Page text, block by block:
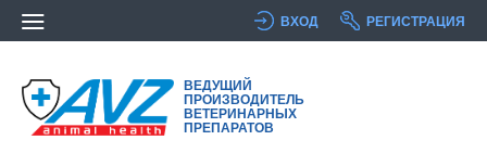
ВХОД РЕГИСТРАЦИЯ
ВЕДУЩИЙ
ПРОИЗВОДИТЕЛЬ
ВЕТЕРИНАРНЫХ
ПРЕПАРАТОВ